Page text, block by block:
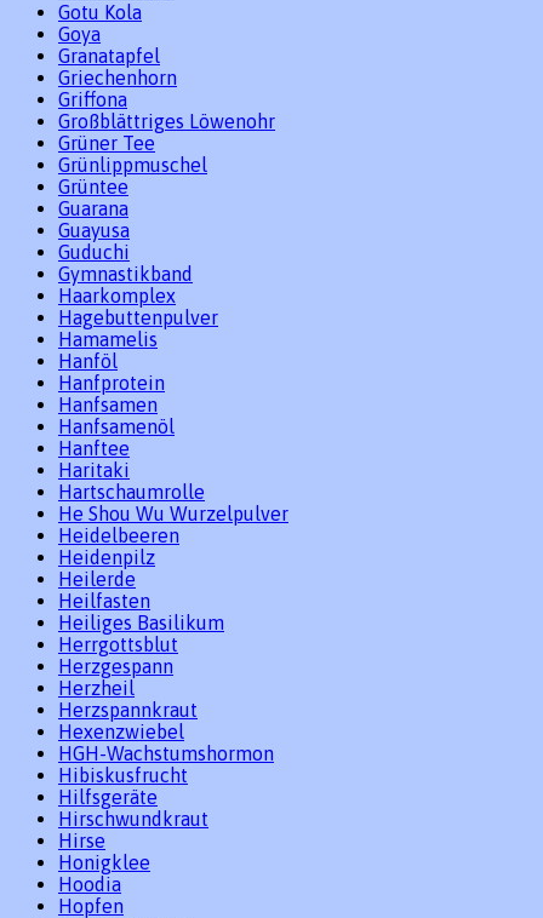
Gotu Kola
Goya
Granatapfel
Griechenhorn
Griffona
Großblättriges Löwenohr
Grüner Tee
Grünlippmuschel
Grüntee
Guarana
Guayusa
Guduchi
Gymnastikband
Haarkomplex
Hagebuttenpulver
Hamamelis
Hanföl
Hanfprotein
Hanfsamen
Hanfsamenöl
Hanftee
Haritaki
Hartschaumrolle
He Shou Wu Wurzelpulver
Heidelbeeren
Heidenpilz
Heilerde
Heilfasten
Heiliges Basilikum
Herrgottsblut
Herzgespann
Herzheil
Herzspannkraut
Hexenzwiebel
HGH-Wachstumshormon
Hibiskusfrucht
Hilfsgeräte
Hirschwundkraut
Hirse
Honigklee
Hoodia
Hopfen